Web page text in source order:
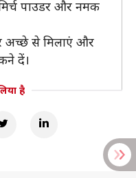
पाउडर और नमक
अच्छे से मिलाएं और
दें।
है